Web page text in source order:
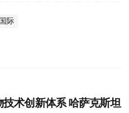
际
术创新体系 哈萨克斯坦